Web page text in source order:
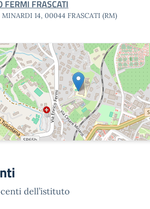
FERMI FRASCATI
MINARDI 14, 00044 FRASCATI (RM)
dell’istituto